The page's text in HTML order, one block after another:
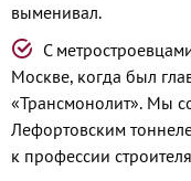
выменивал.
С
Москве, когда был
«Трансмонолит». Мы
Лефортовским
к профессии